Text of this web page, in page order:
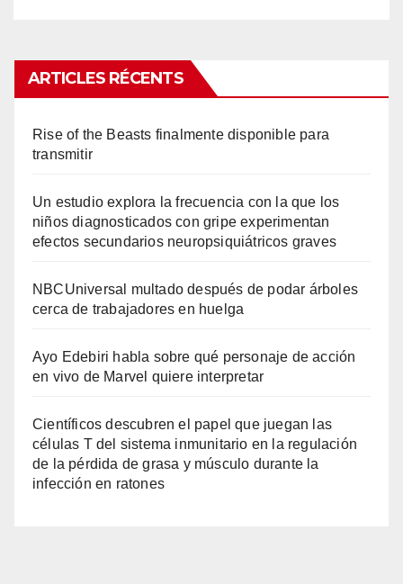
ARTICLES RÉCENTS
Rise of the Beasts finalmente disponible para
transmitir
Un estudio explora la frecuencia con la que los
niños diagnosticados con gripe experimentan
efectos secundarios neuropsiquiátricos graves
NBCUniversal multado después de podar árboles
cerca de trabajadores en huelga
Ayo Edebiri habla sobre qué personaje de acción
en vivo de Marvel quiere interpretar
Científicos descubren el papel que juegan las
células T del sistema inmunitario en la regulación
de la pérdida de grasa y músculo durante la
infección en ratones